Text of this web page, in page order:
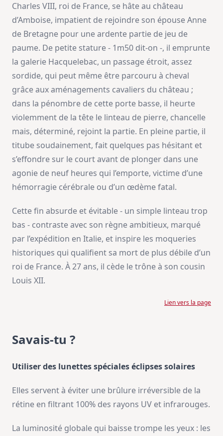
Charles VIII, roi de France, se hâte au château
d’Amboise, impatient de rejoindre son épouse Anne
de Bretagne pour une ardente partie de jeu de
paume. De petite stature - 1m50 dit-on -, il emprunte
la galerie Hacquelebac, un passage étroit, assez
sordide, qui peut même être parcouru à cheval
grâce aux aménagements cavaliers du château ;
dans la pénombre de cette porte basse, il heurte
violemment de la tête le linteau de pierre, chancelle
mais, déterminé, rejoint la partie. En pleine partie, il
titube soudainement, fait quelques pas hésitant et
s’effondre sur le court avant de plonger dans une
agonie de neuf heures qui l’emporte, victime d’une
hémorragie cérébrale ou d’un œdème fatal.
Cette fin absurde et évitable - un simple linteau trop
bas - contraste avec son règne ambitieux, marqué
par l’expédition en Italie, et inspire les moqueries
historiques qui qualifient sa mort de plus débile d’un
roi de France. À 27 ans, il cède le trône à son cousin
Louis XII.
Lien vers la page
Savais-tu ?
Utiliser des lunettes spéciales éclipses solaires
Elles servent à éviter une brûlure irréversible de la
rétine en filtrant 100% des rayons UV et infrarouges.
La luminosité globale qui baisse trompe les yeux : les